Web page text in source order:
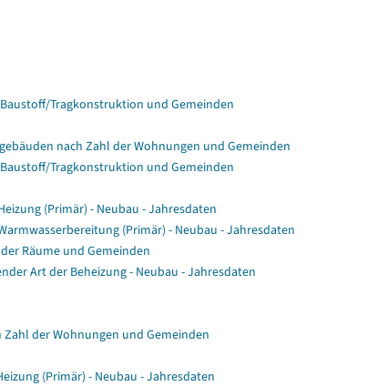
Tragkonstruktion und Gemeinden
nach Zahl der Wohnungen und Gemeinden
Tragkonstruktion und Gemeinden
(Primär) - Neubau - Jahresdaten
(Primär) - Neubau - Jahresdaten
Räume und Gemeinden
Art der Beheizung - Neubau - Jahresdaten
der Wohnungen und Gemeinden
(Primär) - Neubau - Jahresdaten